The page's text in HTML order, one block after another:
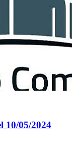
10/05/2024